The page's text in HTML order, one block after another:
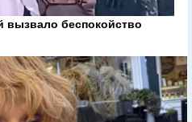
беспокойство